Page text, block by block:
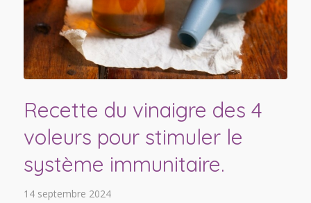
Recette du vinaigre des 4
voleurs pour stimuler le
système immunitaire.
14 septembre 2024